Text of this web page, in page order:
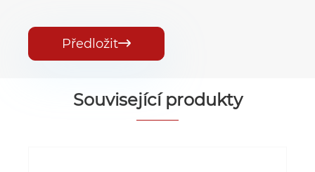
Předložit
Související produkty